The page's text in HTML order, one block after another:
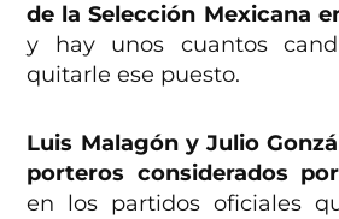
de la Selección Mexicana
y hay unos cuantos
quitarle ese puesto.
Luis Malagón y Julio
porteros considerados
en los partidos oficiales